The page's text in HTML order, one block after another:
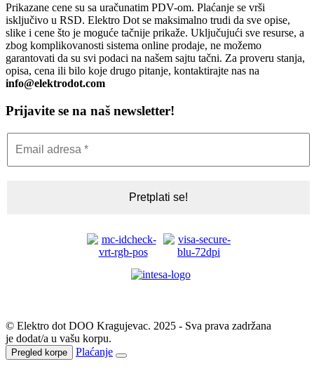
Prikazane cene su sa uračunatim PDV-om. Plaćanje se vrši
isključivo u RSD. Elektro Dot se maksimalno trudi da sve opise,
slike i cene što je moguće tačnije prikaže. Uključujući sve resurse, a
zbog komplikovanosti sistema online prodaje, ne možemo
garantovati da su svi podaci na našem sajtu tačni. Za proveru stanja,
opisa, cena ili bilo koje drugo pitanje, kontaktirajte nas na
info@elektrodot.com
Prijavite se na naš newsletter!
© Elektro dot DOO Kragujevac. 2025 - Sva prava zadržana
je dodat/a u vašu korpu.
Pregled korpe Plaćanje